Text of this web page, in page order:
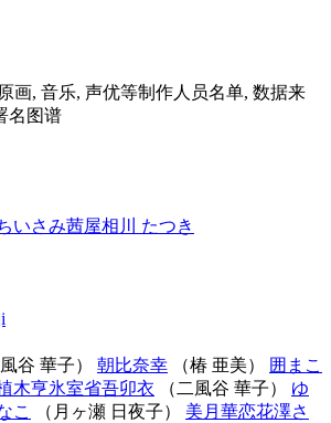
画, 音乐, 声优等制作人员名单, 数据来
名图谱
いさみ茜屋相川 たつき
谷 華子） 朝比奈幸 （椿 亜美）
囲まこ
木亨氷室省吾卯衣 （二風谷 華子） ゆ
こ （月ヶ瀬 日夜子） 美月華恋花澤さ